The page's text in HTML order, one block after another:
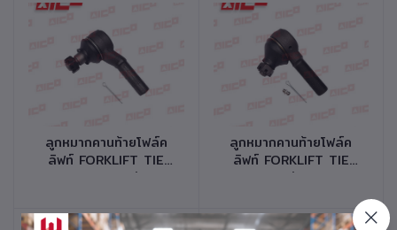
หยิบใส่ตะกร้า
ลูกหมากคานท้ายโฟล์ค
ลิฟท์ FORKLIFT TIE
ROD END รุ่น
รหัสสินค้า 41710-
หยิบใส่ตะกร้า
ลูกหมากคานท้ายโฟล์ค
ลิฟท์ FORKLIFT TIE
ROD END รุ่น FD/G30
41710-M0034